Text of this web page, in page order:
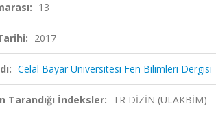
13
2017
Celal Bayar Üniversitesi Fen Bilimleri Dergisi
Tarandığı İndeksler: TR DİZİN (ULAKBİM)